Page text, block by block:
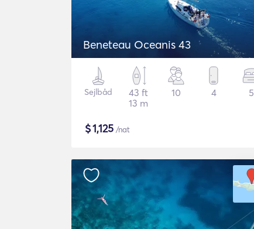
Beneteau Oceanis 43
Sejlbåd
43 ft
13 m
10 4 5
$1,125 /nat